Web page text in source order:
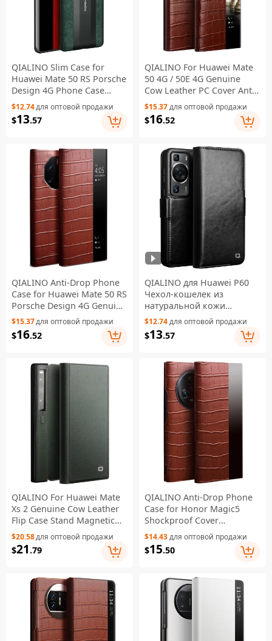
QIALINO Slim Case for
Huawei Mate 50 RS Porsche
Design 4G Phone Case
Hard PC Protective Cover
for Men
$12.74для оптовой продажи
$13.57
QIALINO For Huawei Mate
50 4G / 50E 4G Genuine
Cow Leather PC Cover Anti-
Drop Phone Case - Brown
$15.37для оптовой продажи
$16.52
QIALINO Anti-Drop Phone
Case for Huawei Mate 50 RS
Porsche Design 4G Genuine
Cow Leather PC Cover -
Brown
$15.37для оптовой продажи
$16.52
QIALINO для Huawei P60
Чехол-кошелек из
натуральной кожи
коровы, подставка,
ударопрочный, книжка-
чехол - черный
$12.74для оптовой продажи
$13.57
QIALINO For Huawei Mate
Xs 2 Genuine Cow Leather
Flip Case Stand Magnetic
Full Protection Phone Cover
- Green
$20.58для оптовой продажи
$21 .79
QIALINO Anti-Drop Phone
Case for Honor Magic5
Shockproof Cover
Crocodile Texture Genuine
Cow Leather Phone Shell -
Brown
$14.43для оптовой продажи
$15.50